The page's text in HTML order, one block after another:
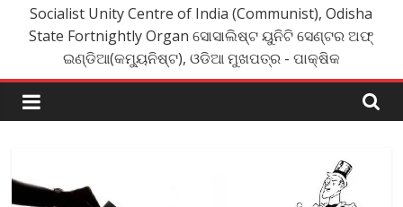
Socialist Unity Centre of India (Communist), Odisha
State Fortnightly Organ ସୋସାଲିଷ୍ଟ ୟୁନିଟି ସେଣ୍ଟର ଅଫ୍
ଇଣ୍ଡିଆ(କମ୍ୟୁନିଷ୍ଟ), ଓଡିଆ ମୁଖପତ୍ର - ପାକ୍ଷିକ